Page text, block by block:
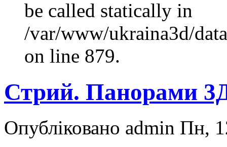
be called statically in
/var/www/ukraina3d/
on line 879.
Стрий. Панорами
Опубліковано admin Пн,